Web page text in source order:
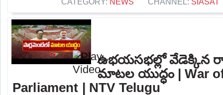
ఉభయసభల్లో వేడెక్కిన
మాటల యుద్ధం | War
Parliament | NTV Telugu